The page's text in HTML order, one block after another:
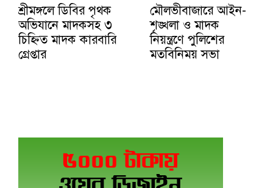
শ্রীমঙ্গলে ডিবির পৃথক
অভিযানে মাদকসহ ৩
চিহ্নিত মাদক কারবারি
গ্রেপ্তার
মৌলভীবাজারে আইন-
শৃঙ্খলা ও মাদক
নিয়ন্ত্রণে পুলিশের
মতবিনিময় সভা